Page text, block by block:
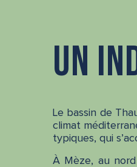
Un
Le bassin de
climat
typiques, qui
À Mèze, au